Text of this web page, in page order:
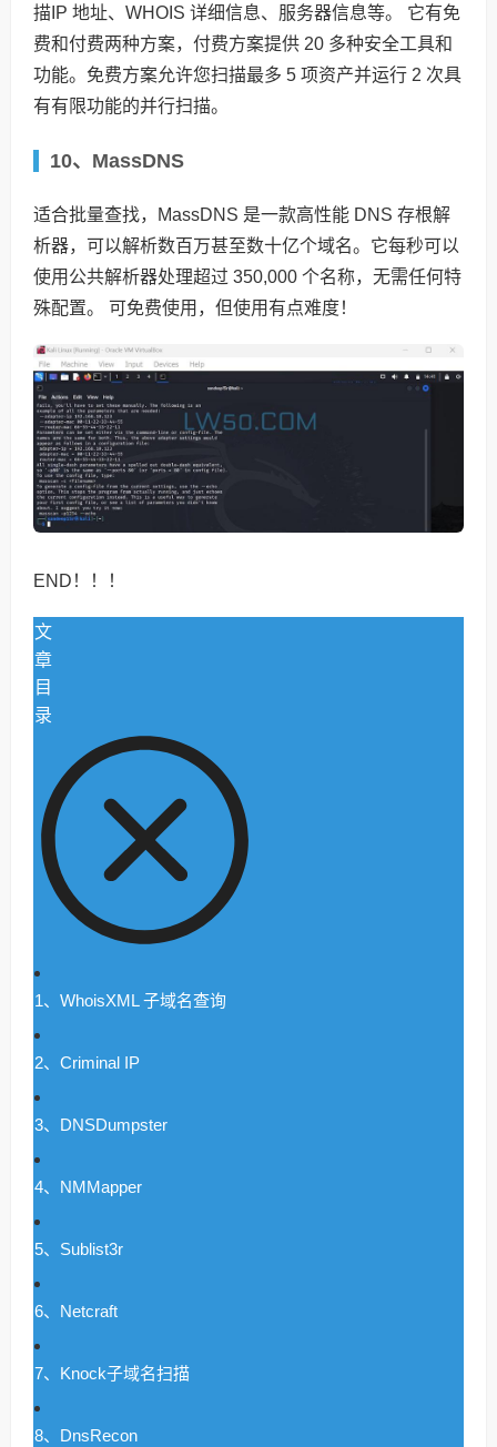
描IP 地址、WHOIS 详细信息、服务器信息等。 它有免
费和付费两种方案，付费方案提供 20 多种安全工具和
功能。免费方案允许您扫描最多 5 项资产并运行 2 次具
有有限功能的并行扫描。
10、MassDNS
适合批量查找，MassDNS 是一款高性能 DNS 存根解
析器，可以解析数百万甚至数十亿个域名。它每秒可以
使用公共解析器处理超过 350,000 个名称，无需任何特
殊配置。 可免费使用，但使用有点难度！
END！！！
文
章
目
录
1、WhoisXML 子域名查询
2、Criminal IP
3、DNSDumpster
4、NMMapper
5、Sublist3r
6、Netcraft
7、Knock子域名扫描
8、DnsRecon